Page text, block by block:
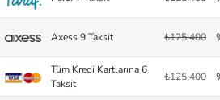
Axess 9 Taksit ₺125.400
Tüm Kredi Kartlarına 6
Taksit
₺125.400